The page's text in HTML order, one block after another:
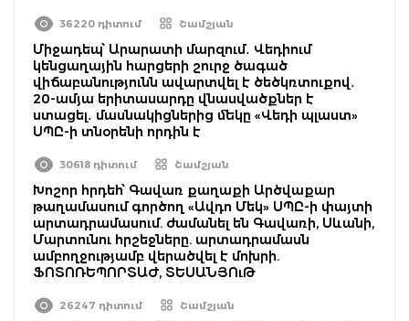
36220 դիտում Շամշյան
Միջադեպ՝ Արարատի մարզում․ Վեդիում
կենցաղային հարցերի շուրջ ծագած
վիճաբանությունն ավարտվել է ծեծկռտուքով․
20-ամյա երիտասարդը վնասվածքներ է
ստացել․ մասնակիցներից մեկը «Վեդի պլաստ»
ՍՊԸ-ի տնօրենի որդին է
30618 դիտում Շամշյան
Խոշոր հրդեհ՝ Գավառ քաղաքի Արծվաքար
թաղամասում գործող «Ավդո Մեկ» ՍՊԸ-ի փայտի
արտադրամասում. ժամանել են Գավառի, Սևանի,
Մարտունու հրշեջները. արտադրամասն
ամբողջությամբ վերածվել է մոխրի.
ՖՈՏՈՌԵՊՈՐՏԱԺ, ՏԵՍԱՆՅՈւԹ
26247 դիտում Շամշյան